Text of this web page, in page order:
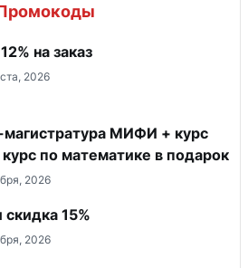
на заказ
2026
МИФИ + курс
по математике в подарок
2026
15%
2026